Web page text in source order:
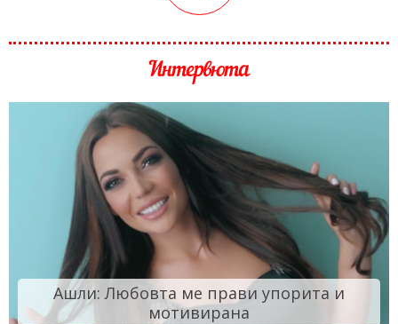
Интервюта
Ашли: Любовта ме прави упорита и
мотивирана